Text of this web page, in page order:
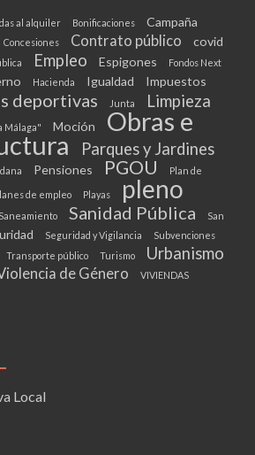
al alquiler Bonificaciones Campaña
Concesiones Contrato público covid
Empleo Espigones
Fondos Next
Hacienda Igualdad Impuestos
deportivas Junta Limpieza
Málaga" Moción Obras e
Parques y Jardines
Pensiones PGOU Plan de
de empleo Playas pleno
Saneamiento Sanidad Pública
San
Seguridad y Vigilancia Subvenciones
Transporte público Turismo Urbanismo
de Género VIVIENDAS
Local